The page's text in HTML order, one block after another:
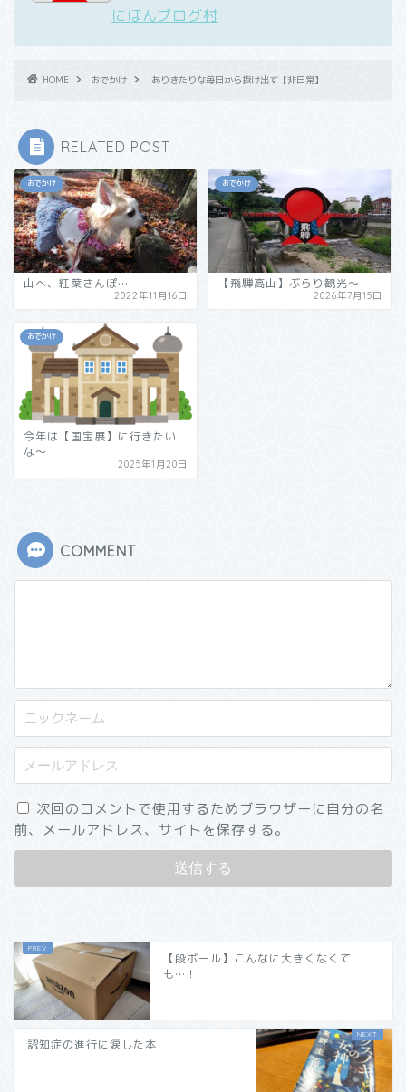
にほんブログ村
HOME おでかけ ありきたりな毎日から抜け出す【非日常】
RELATED POST
おでかけ
山へ、紅葉さんぽ…
2022年11月16日
おでかけ
【飛騨高山】ぶらり観光～
2026年7月15日
おでかけ
今年は【国宝展】に行きたい
な～
2025年1月20日
COMMENT
次回のコメントで使用するためブラウザーに自分の名
前、メールアドレス、サイトを保存する。
【段ボール】こんなに大きくなくて
も…！
認知症の進行に涙した本